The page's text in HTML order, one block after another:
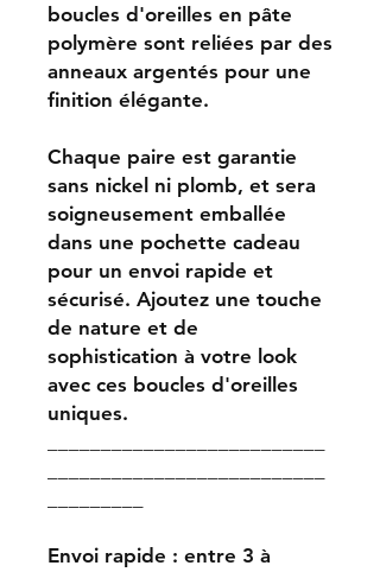
boucles d'oreilles en pâte
polymère sont reliées par des
anneaux argentés pour une
finition élégante.
Chaque paire est garantie
sans nickel ni plomb, et sera
soigneusement emballée
dans une pochette cadeau
pour un envoi rapide et
sécurisé. Ajoutez une touche
de nature et de
sophistication à votre look
avec ces boucles d'oreilles
uniques.
Envoi rapide : entre 3 à